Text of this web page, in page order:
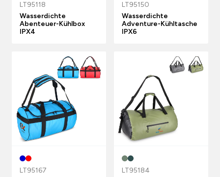
LT95118
Wasserdichte
Abenteuer-Kühlbox
IPX4
LT95150
Wasserdichte
Adventure-Kühltasche
IPX6
LT95167
LT95184